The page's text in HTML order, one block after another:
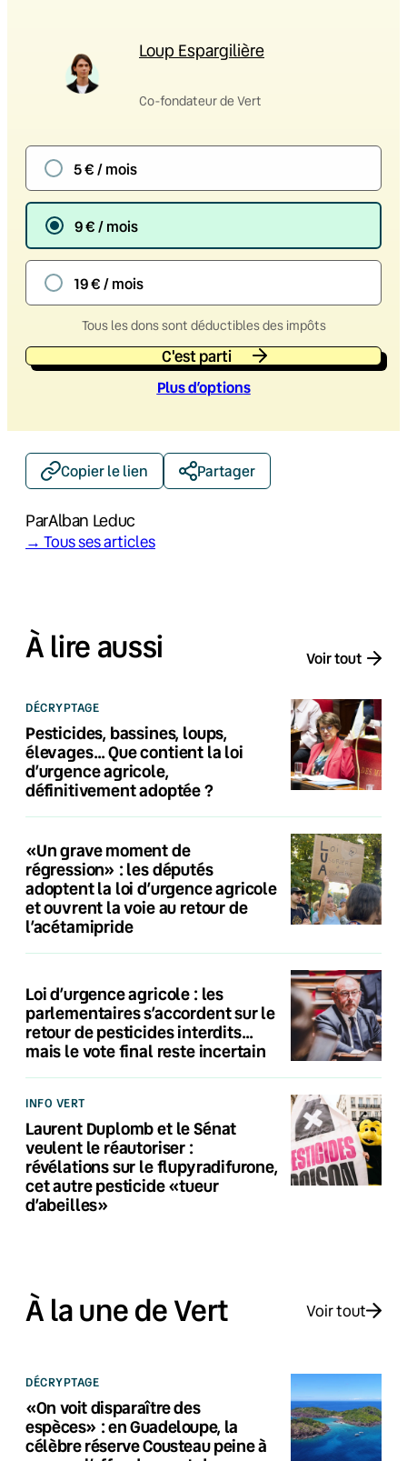
Loup Espargilière
Co-fondateur de Vert
5 € / mois
9 € / mois
19 € / mois
Tous les dons sont déductibles des impôts
C'est parti
Plus d’options
Copier le lien Partager
ParAlban Leduc
→ Tous ses articles
À lire aussi Voir tout
DÉCRYPTAGE
Pesticides, bassines, loups,
élevages… Que contient la loi
d’urgence agricole,
définitivement adoptée ?
«Un grave moment de
régression» : les députés
adoptent la loi d’urgence agricole
et ouvrent la voie au retour de
l’acétamipride
Loi d’urgence agricole : les
parlementaires s’accordent sur le
retour de pesticides interdits…
mais le vote final reste incertain
INFO VERT
Laurent Duplomb et le Sénat
veulent le réautoriser :
révélations sur le flupyradifurone,
cet autre pesticide «tueur
d’abeilles»
À la une de Vert Voir tout
DÉCRYPTAGE
«On voit disparaître des
espèces» : en Guadeloupe, la
célèbre réserve Cousteau peine à